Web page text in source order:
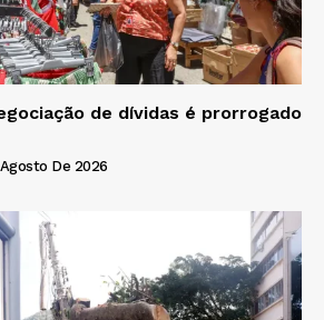
de dívidas é prorrogado
De 2026